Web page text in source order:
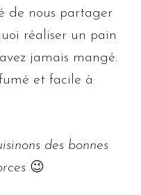
de nous partager
réaliser un pain
jamais mangé.
et facile à
des bonnes
😉